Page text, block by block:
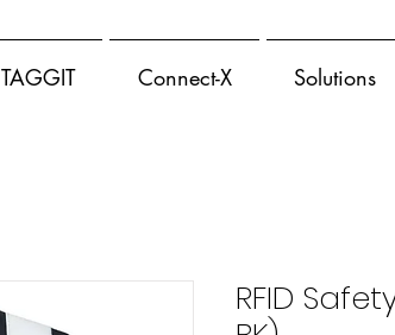
TAGGIT Connect-X Solutions
RFID